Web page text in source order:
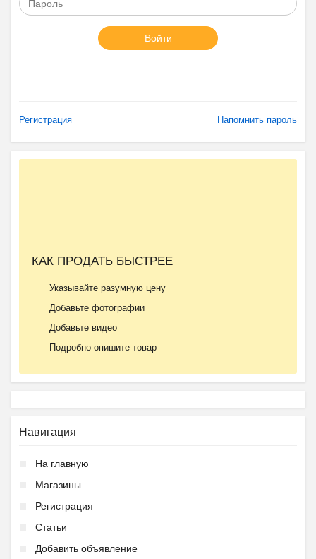
Войти
Регистрация Напомнить пароль
КАК ПРОДАТЬ БЫСТРЕЕ
Указывайте разумную цену
Добавьте фотографии
Добавьте видео
Подробно опишите товар
Навигация
На главную
Магазины
Регистрация
Статьи
Добавить объявление